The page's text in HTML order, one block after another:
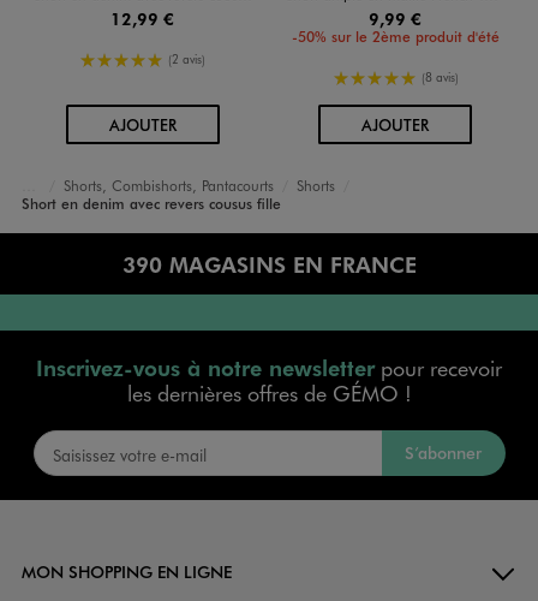
12,99 €
5/5 de moyenne
(2 avis)
AJOUTERAU PANIER
9,99 €
-50% sur le 2ème produit d'été
5/5 de moyenne
(8 avis)
AJOUTERAU PANIER
Accueil
Fille
Vêtements
Shorts, Combishorts, Pantacourts
Shorts
Short en denim avec revers cousus fille
390 MAGASINS EN FRANCE
Inscrivez-vous à notre newsletterpour recevoir
les dernières offres de GÉMO !
S’abonner
MON SHOPPING EN LIGNE